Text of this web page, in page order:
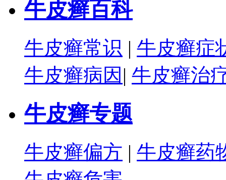
牛皮癣百科
牛皮癣常识 | 牛皮癣症
牛皮癣病因 | 牛皮癣治
牛皮癣专题
牛皮癣偏方 | 牛皮癣药